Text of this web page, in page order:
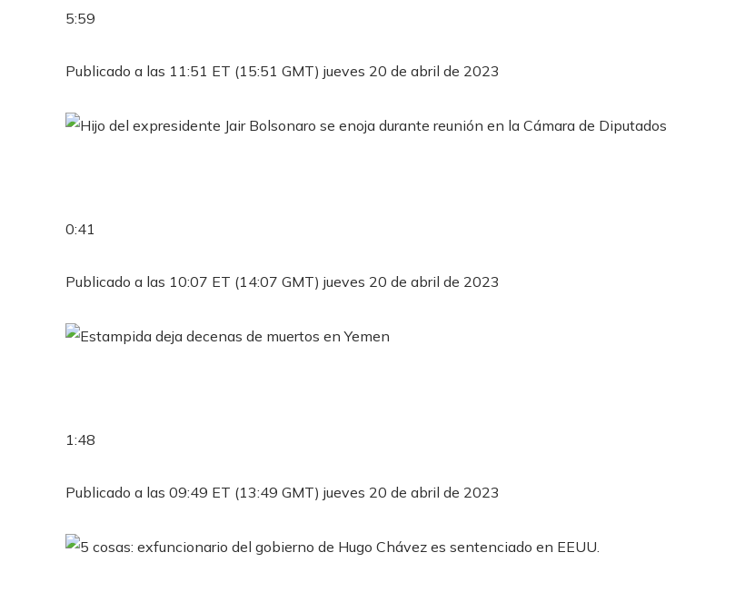
5:59
Publicado a las 11:51 ET (15:51 GMT) jueves 20 de abril de 2023
0:41
Publicado a las 10:07 ET (14:07 GMT) jueves 20 de abril de 2023
1:48
Publicado a las 09:49 ET (13:49 GMT) jueves 20 de abril de 2023